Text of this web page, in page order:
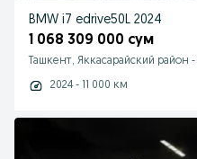
BMW i7 edrive50L 2024
1 068 309 000 сум
Ташкент, Яккасарайский район -
2024 - 11 000 км